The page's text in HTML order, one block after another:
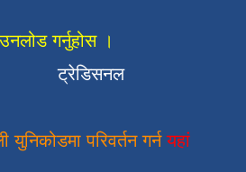
गर्नुहोस ।
ट्रेडिसनल
युनिकोडमा परिवर्तन गर्न यहां